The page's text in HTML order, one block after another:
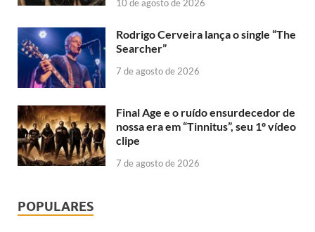
10 de agosto de 2026
Rodrigo Cerveira lança o single “The
Searcher”
7 de agosto de 2026
Final Age e o ruído ensurdecedor de
nossa era em “Tinnitus”, seu 1º vídeo
clipe
7 de agosto de 2026
POPULARES